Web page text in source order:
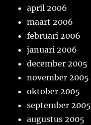
april 2006
maart 2006
februari 2006
januari 2006
december 2005
november 2005
oktober 2005
september 2005
augustus 2005